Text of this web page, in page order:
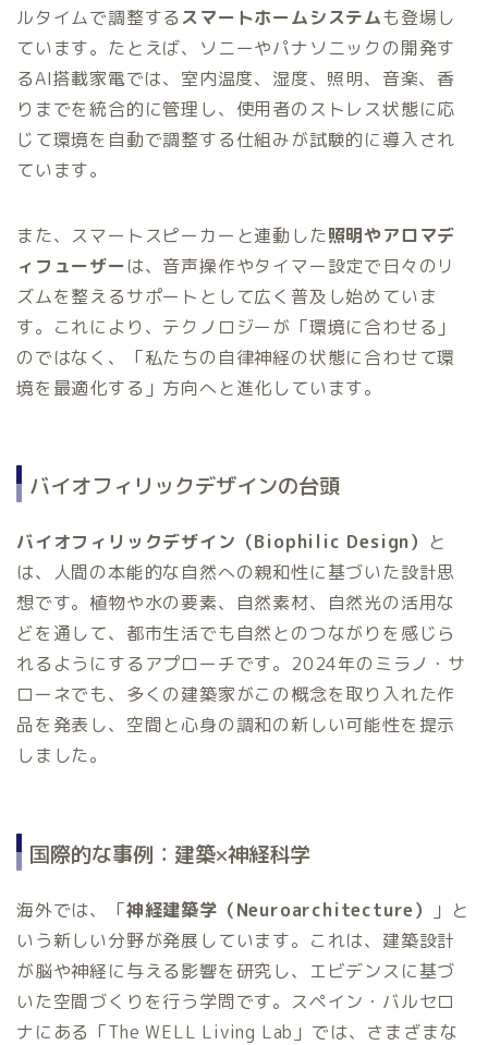
ルタイムで調整する スマートホームシステムも登場し
ています。たとえば、ソニーやパナソニックの開発す
るAI搭載家電では、室内温度、湿度、照明、音楽、香
りまでを統合的に管理し、使用者のストレス状態に応
じて環境を自動で調整する仕組みが試験的に導入され
ています。
また、スマートスピーカーと連動した照明やアロマデ
ィフューザー は、音声操作やタイマー設定で日々のリ
ズムを整えるサポートとして広く普及し始めていま
す。これにより、テクノロジーが「環境に合わせる」
のではなく、「私たちの自律神経の状態に合わせて環
境を最適化する」方向へと進化しています。
バイオフィリックデザインの台頭
バイオフィリックデザイン（Biophilic Design） と
は、人間の本能的な自然への親和性に基づいた設計思
想です。植物や水の要素、自然素材、自然光の活用な
どを通して、都市生活でも自然とのつながりを感じら
れるようにするアプローチです。2024年のミラノ・サ
ローネでも、多くの建築家がこの概念を取り入れた作
品を発表し、空間と心身の調和の新しい可能性を提示
しました。
国際的な事例：建築×神経科学
海外では、「神経建築学（Neuroarchitecture）
」と
いう新しい分野が発展しています。これは、建築設計
が脳や神経に与える影響を研究し、エビデンスに基づ
いた空間づくりを行う学問です。スペイン・バルセロ
ナにある「The WELL Living Lab」では、さまざまな